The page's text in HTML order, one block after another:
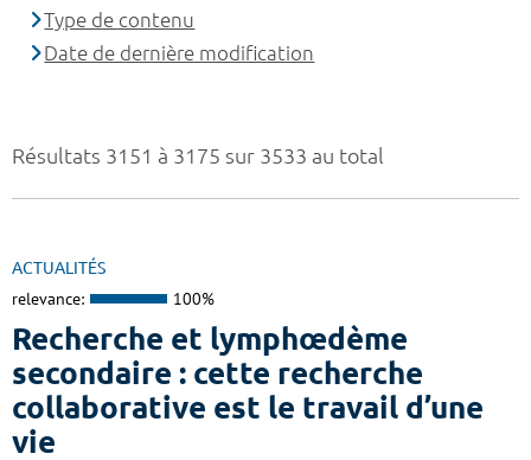
Résultats 3151 à 3175 sur 3533 au total
ACTUALITÉS
relevance: 100%
Recherche et lymphœdème
secondaire : cette recherche
collaborative est le travail d’une
vie
Type de contenu
Date de dernière modification